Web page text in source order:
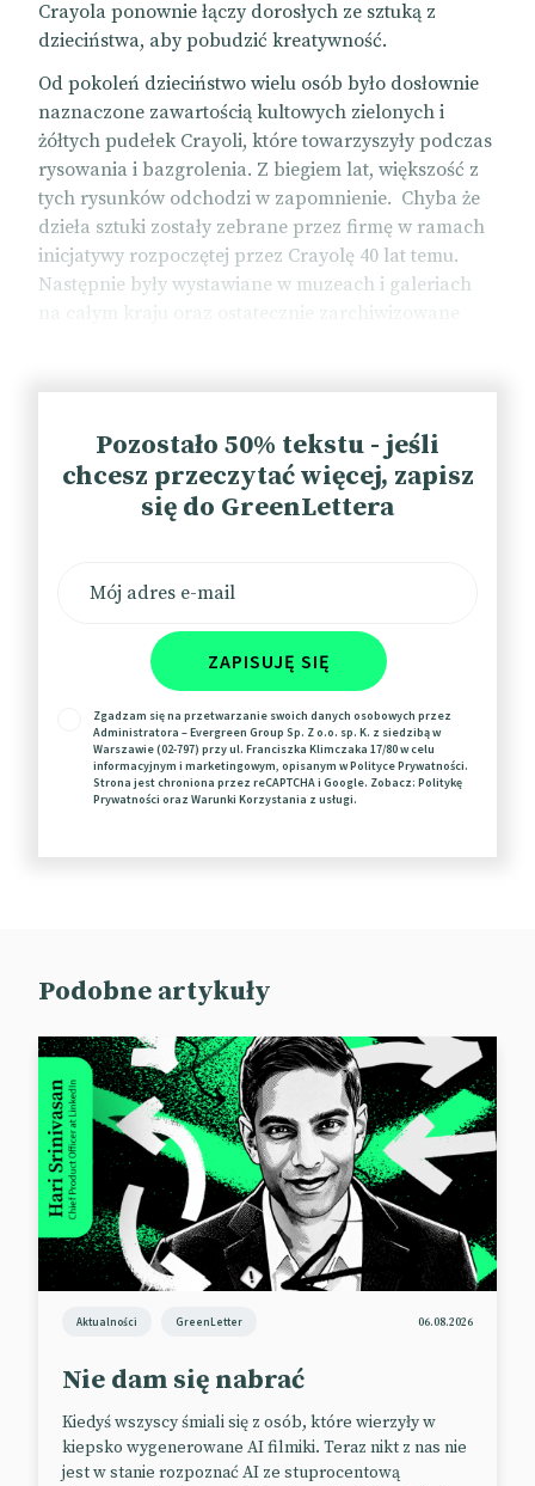
Crayola ponownie łączy dorosłych ze sztuką z
dzieciństwa, aby pobudzić kreatywność.
Od pokoleń dzieciństwo wielu osób było dosłownie
naznaczone zawartością kultowych zielonych i
żółtych pudełek Crayoli, które towarzyszyły podczas
rysowania i bazgrolenia. Z biegiem lat, większość z
tych rysunków odchodzi w zapomnienie. Chyba że
dzieła sztuki zostały zebrane przez firmę w ramach
inicjatywy rozpoczętej przez Crayolę 40 lat temu.
Następnie były wystawiane w muzeach i galeriach
na całym kraju oraz ostatecznie zarchiwizowane
Kreatywności”, projektu skupiającego się na
przypominaniu konsumentom o sile i znaczeniu
kreatywności z dzieciństwa, we wszystkich jej
łzy, trwający ponad sześć minut film
krótkometrażowy, który ponownie łączy troje
dorosłych ze sztuką, którą stworzyli w dzieciństwie.
Spot pokazuje, jaką rolę kreatywność odegrała w ich
życiu i pomogła im nawiązać kontakt innymi –
rodzicami, dziećmi czy nauczycielami. Opowiadanie
tych historii stało się dla Crayoli świetnym sposobem
na nawiązanie kontaktu z szerokim gronem
Ruch, który łączy
Marka znana m.in. z bycia sponsorem Igi Świątek
idzie o krok dalej i buduje coraz silniejszą pozycję w
która ostatnio zagrała tenisistkę w filmie
Challengers, właśnie została nową ambasadorką On
Running.
Współpraca z Zendayą rozpoczyna się od kampanii
Pozostało 50% tekstu - jeśli
chcesz przeczytać więcej, zapisz
się do GreenLettera
ZAPISUJĘ SIĘ
Zgadzam się na przetwarzanie swoich danych osobowych przez
Administratora – Evergreen Group Sp. Z o.o. sp. K. z siedzibą w
Warszawie (02-797) przy ul. Franciszka Klimczaka 17/80 w celu
informacyjnym i marketingowym, opisanym wPolityce Prywatności.
Strona jest chroniona przez reCAPTCHA i Google. Zobacz: Politykę
Prywatności oraz Warunki Korzystania z usługi.
Podobne artykuły
Aktualności GreenLetter 06.08.2026
Nie dam się nabrać
Kiedyś wszyscy śmiali się z osób, które wierzyły w
kiepsko wygenerowane AI filmiki. Teraz nikt z nas nie
jest w stanie rozpoznać AI ze stuprocentową